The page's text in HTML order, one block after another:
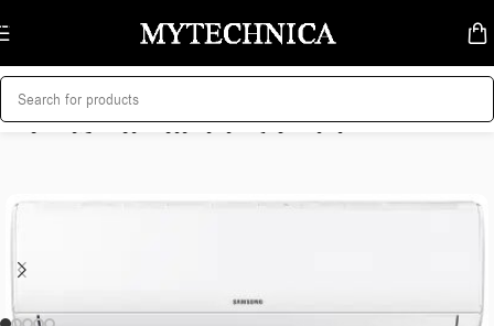
Skip to navigation
Skip to main content
მთავარი/კლიმატური ტექნიკა/კონდიციონერები